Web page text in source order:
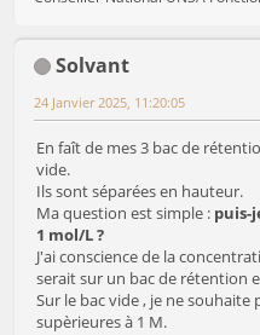
Solvant
24 Janvier 2025, 11:20:05
En faît de mes 3 bac de
vide.
Ils sont séparées en hauteur.
Ma question est simple : puis-
1 mol/L ?
J'ai conscience de la
serait sur un bac de rétention
Sur le bac vide , je ne
supèrieures à 1 M.